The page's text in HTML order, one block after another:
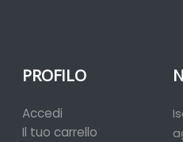
PROFILO
Accedi
Il tuo carrello